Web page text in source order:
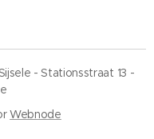
- Stationsstraat 13 -
Webnode